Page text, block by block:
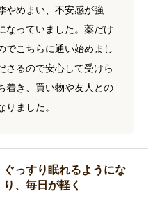
やめまい、不安感が強
なっていました。薬だけ
でこちらに通い始めまし
さるので安心して受けら
着き、買い物や友人との
ました。
ぐっすり眠れるようにな
り、毎日が軽く